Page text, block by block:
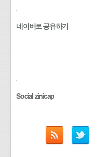
네이버로 공유하기
Social zinicap